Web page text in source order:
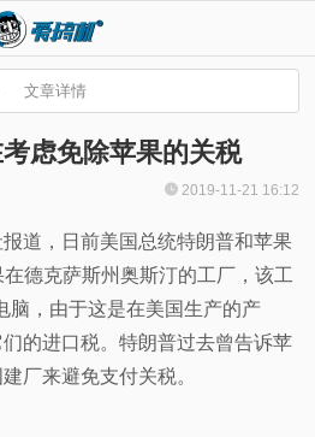
文章详情
虑免除苹果的关税
2019-11-21 16:12
道，日前美国总统特朗普和苹果
德克萨斯州奥斯汀的工厂，该工
脑，由于这是在美国生产的产
的进口税。特朗普过去曾告诉苹
厂来避免支付关税。